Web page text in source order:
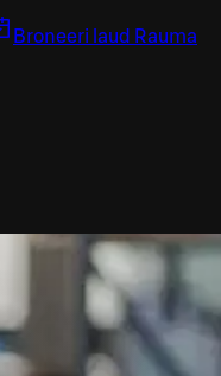
Broneeri laud Rauma